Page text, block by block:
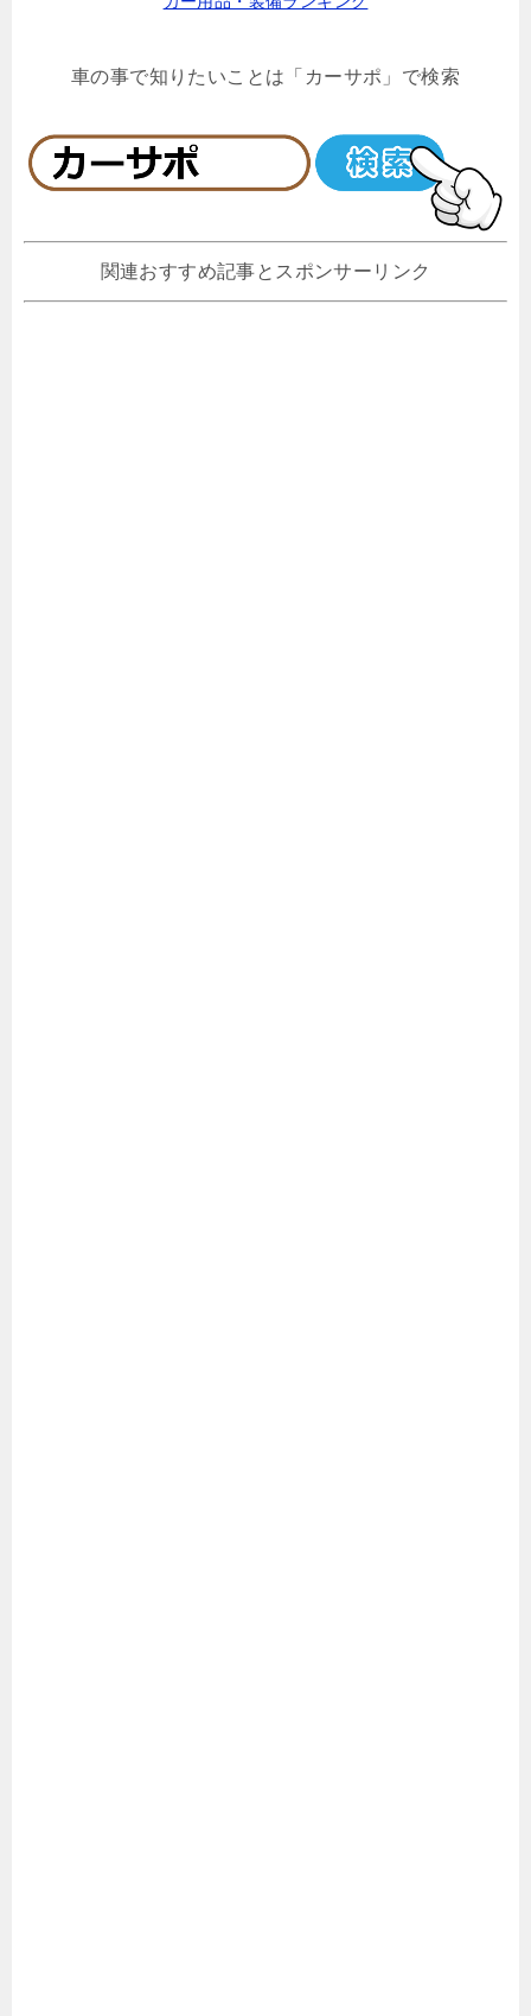
車の事で知りたいことは「カーサポ」で検索
関連おすすめ記事とスポンサーリンク